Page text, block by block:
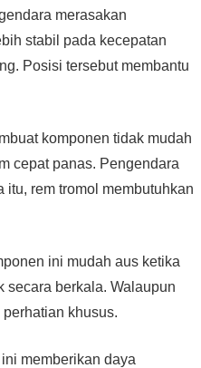
merasakan
stabil pada kecepatan
Posisi tersebut membantu
komponen tidak mudah
cepat panas. Pengendara
itu, rem tromol membutuhkan
ini mudah aus ketika
secara berkala. Walaupun
khusus.
memberikan daya